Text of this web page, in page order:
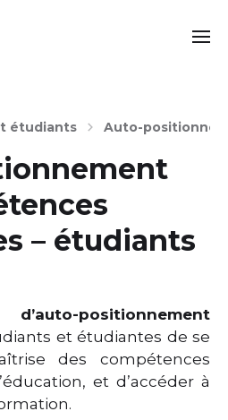
étudiants Auto-
– étudiants
d’auto-positionnement
et étudiantes de se
des compétences
et d’accéder à